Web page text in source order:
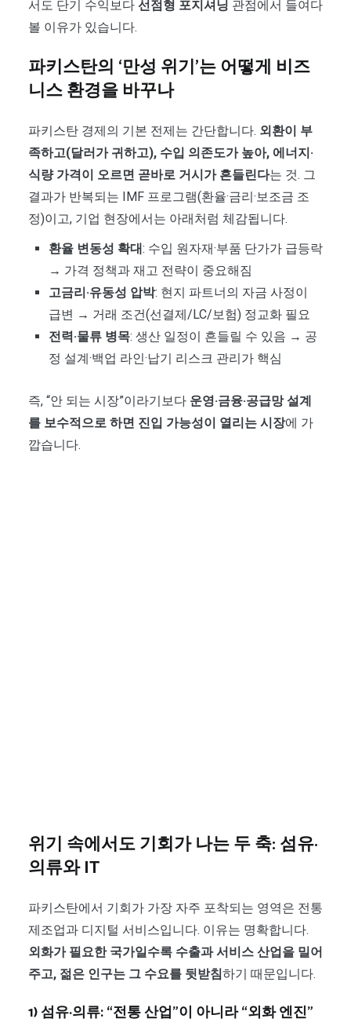
서도 단기 수익보다 선점형 포지셔닝 관점에서 들여다
볼 이유가 있습니다.
파키스탄의 ‘만성 위기’는 어떻게 비즈
니스 환경을 바꾸나
파키스탄 경제의 기본 전제는 간단합니다. 외환이 부
족하고(달러가 귀하고), 수입 의존도가 높아, 에너지·
식량 가격이 오르면 곧바로 거시가 흔들린다는 것. 그
결과가 반복되는 IMF 프로그램(환율·금리·보조금 조
정)이고, 기업 현장에서는 아래처럼 체감됩니다.
환율 변동성 확대: 수입 원자재·부품 단가가 급등락
→ 가격 정책과 재고 전략이 중요해짐
고금리·유동성 압박: 현지 파트너의 자금 사정이
급변 → 거래 조건(선결제/LC/보험) 정교화 필요
전력·물류 병목: 생산 일정이 흔들릴 수 있음 → 공
정 설계·백업 라인·납기 리스크 관리가 핵심
즉, “안 되는 시장”이라기보다 운영·금융·공급망 설계
를 보수적으로 하면 진입 가능성이 열리는 시장에 가
깝습니다.
위기 속에서도 기회가 나는 두 축: 섬유·
의류와 IT
파키스탄에서 기회가 가장 자주 포착되는 영역은 전통
제조업과 디지털 서비스입니다. 이유는 명확합니다.
외화가 필요한 국가일수록 수출과 서비스 산업을 밀어
주고, 젊은 인구는 그 수요를 뒷받침하기 때문입니다.
1) 섬유·의류: “전통 산업”이 아니라 “외화 엔진”